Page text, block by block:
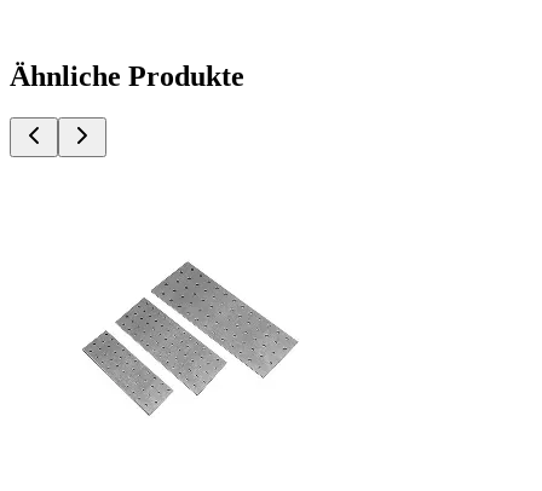
Ähnliche Produkte